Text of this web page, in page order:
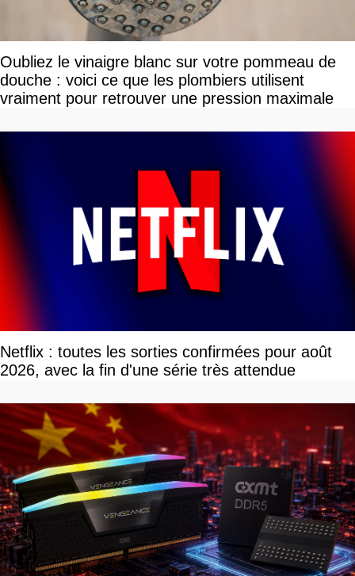
Oubliez le vinaigre blanc sur votre pommeau de
douche : voici ce que les plombiers utilisent
vraiment pour retrouver une pression maximale
Netflix : toutes les sorties confirmées pour août
2026, avec la fin d'une série très attendue